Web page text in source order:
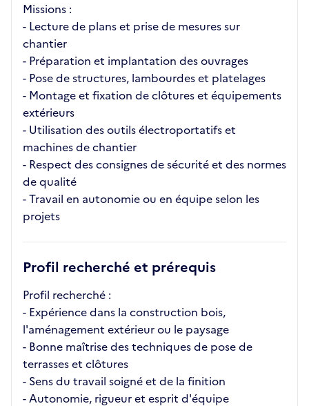
Missions :
- Lecture de plans et prise de mesures sur
chantier
- Préparation et implantation des ouvrages
- Pose de structures, lambourdes et platelages
- Montage et fixation de clôtures et équipements
extérieurs
- Utilisation des outils électroportatifs et
machines de chantier
- Respect des consignes de sécurité et des normes
de qualité
- Travail en autonomie ou en équipe selon les
projets
Profil recherché et prérequis
Profil recherché :
- Expérience dans la construction bois,
l'aménagement extérieur ou le paysage
- Bonne maîtrise des techniques de pose de
terrasses et clôtures
- Sens du travail soigné et de la finition
- Autonomie, rigueur et esprit d'équipe